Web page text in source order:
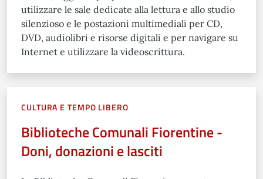
utilizzare le sale dedicate alla lettura e allo studio
silenzioso e le postazioni multimediali per CD,
DVD, audiolibri e risorse digitali e per navigare su
Internet e utilizzare la videoscrittura.
CULTURA E TEMPO LIBERO
Biblioteche Comunali Fiorentine -
Doni, donazioni e lasciti